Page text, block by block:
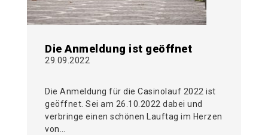
Die Anmeldung ist geöffnet
29.09.2022
Die Anmeldung für die Casinolauf 2022 ist
geöffnet. Sei am 26.10.2022 dabei und
verbringe einen schönen Lauftag im Herzen
von…